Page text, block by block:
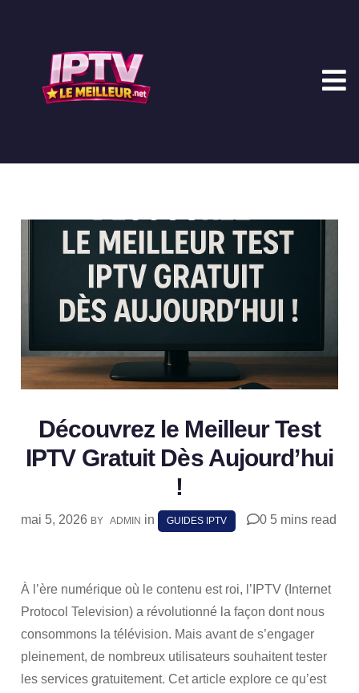
Découvrez le Meilleur Test
IPTV Gratuit Dès Aujourd’hui
!
mai 5, 2026 BY ADMIN in GUIDES IPTV 0 5 mins read
À l’ère numérique où le contenu est roi, l’IPTV (Internet
Protocol Television) a révolutionné la façon dont nous
consommons la télévision. Mais avant de s’engager
pleinement, de nombreux utilisateurs souhaitent tester
les services gratuitement. Cet article explore ce qu’est